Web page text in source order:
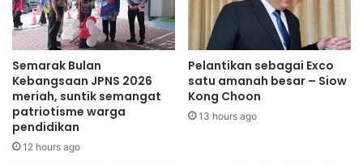
“Kita tidak mahu ada kawasan perumahan strata yang
ketinggalan dari segi penyelenggaraan.
“Inisiatif RM2 juta ini adalah sebahagian daripada usaha
berterusan kerajaan negeri untuk memastikan peruntukan
belanjawan benar-benar sampai kepada rakyat.
“Dengan pelaksanaan projek-projek ini, Kerajaan Negeri
i
d
i
a
n
,
k
e
n
s
e
r
p
a
y
u
d
Semarak Bulan
Kebangsaan JPNS 2026
meriah, suntik semangat
patriotisme warga
pendidikan
12 hours ago
Pelantikan sebagai Exco
satu amanah besar – Siow
Kong Choon
13 hours ago